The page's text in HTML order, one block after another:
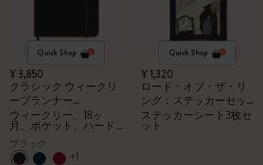
Quick Shop
¥ 3,850
クラシック ウィークリ
ープランナー
2026/2027
ウィークリー、18ヶ
月、ポケット、ハード
カバー
ブラック
+1
Quick Shop
¥ 1,320
ロード・オブ・ザ・リ
ング：ステッカーセッ
ト
ステッカーシート3枚セ
ット